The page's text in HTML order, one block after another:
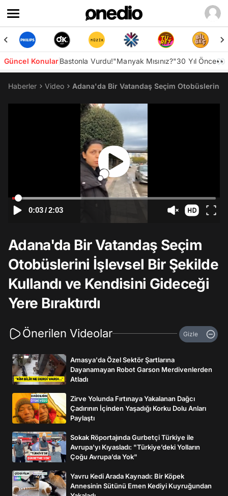
Güncel KonularBastonla Vurdu!"Manyak Mısınız?"30 Yıl Önce👀
Haberler Video Adana'da Bir Vatandaş Seçim Otobüslerini
0:03/2:03
Adana'da Bir Vatandaş Seçim
Otobüslerini İşlevsel Bir Şekilde
Kullandı ve Kendisini Gideceği
Yere Bıraktırdı
Önerilen Videolar Gizle
Amasya'da Özel Sektör Şartlarına
Dayanamayan Robot Garson Merdivenlerden
Atladı
Zirve Yolunda Fırtınaya Yakalanan Dağcı
Çadırının İçinden Yaşadığı Korku Dolu Anları
Paylaştı
Sokak Röportajında Gurbetçi Türkiye ile
Avrupa'yı Kıyasladı: "Türkiye’deki Yolların
Çoğu Avrupa’da Yok"
Yavru Kedi Arada Kaynadı: Bir Köpek
Annesinin Sütünü Emen Kediyi Kuyruğundan